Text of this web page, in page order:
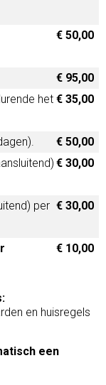
€ 50,00
€ 95,00
het € 35,00
€ 50,00
€ 30,00
per € 30,00
€ 10,00
en huisregels
een